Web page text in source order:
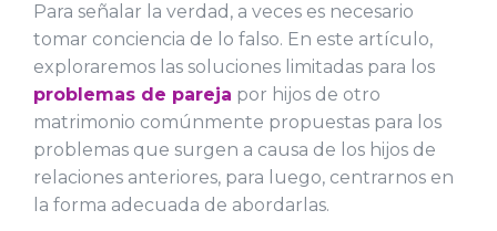
Para señalar la verdad, a veces es necesario
tomar conciencia de lo falso. En este artículo,
exploraremos las soluciones limitadas para los
problemas de pareja por hijos de otro
matrimonio comúnmente propuestas para los
problemas que surgen a causa de los hijos de
relaciones anteriores, para luego, centrarnos en
la forma adecuada de abordarlas.